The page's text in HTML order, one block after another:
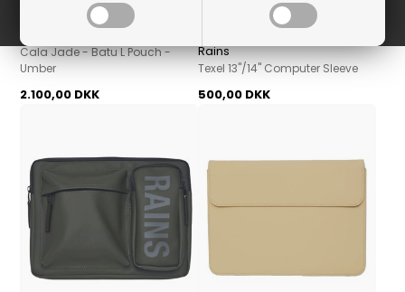
Cala Jade
Cala Jade - Batu L Pouch -
Umber
2.100,00 DKK
Rains
Texel 13"/14" Computer Sleeve
500,00 DKK